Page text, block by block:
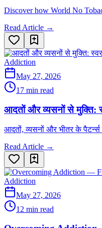
Discover how World No
Read Article →
Addiction
May 27, 2026
17 min read
आदतों और व्यसनों से मुक्ति:
आदतों, व्यसनों और भीतर के
Read Article →
Addiction
May 27, 2026
12 min read